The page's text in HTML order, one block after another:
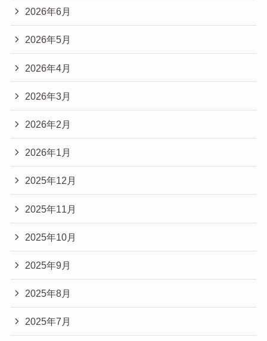
2026年6月
2026年5月
2026年4月
2026年3月
2026年2月
2026年1月
2025年12月
2025年11月
2025年10月
2025年9月
2025年8月
2025年7月